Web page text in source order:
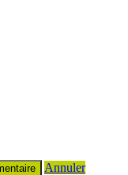
Annuler